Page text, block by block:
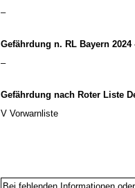
–
Gefährdung n. RL Bayern 2024
–
Gefährdung nach Roter Liste
V Vorwarnliste